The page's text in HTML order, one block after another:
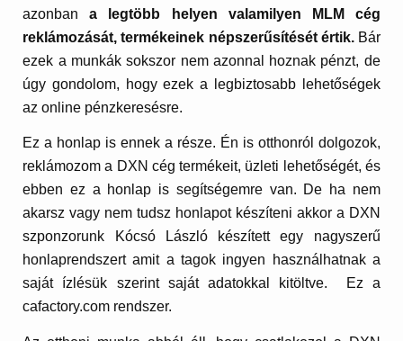
azonbana legtöbb helyen valamilyen MLM cég
reklámozását, termékeinek népszerűsítését értik.Bár
ezek a munkák sokszor nem azonnal hoznak pénzt, de
úgy gondolom, hogy ezek a legbiztosabb lehetőségek
az online pénzkeresésre.
Ez a honlap is ennek a része. Én is otthonról dolgozok,
reklámozom a DXN cég termékeit, üzleti lehetőségét, és
ebben ez a honlap is segítségemre van. De ha nem
akarsz vagy nem tudsz honlapot készíteni akkor a DXN
szponzorunk Kócsó László készített egy nagyszerű
honlaprendszert amit a tagok ingyen használhatnak a
saját ízlésük szerint saját adatokkal kitöltve. Ez a
cafactory.com rendszer.